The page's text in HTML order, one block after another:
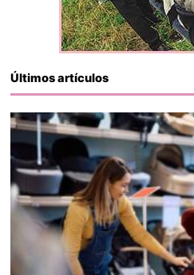
Últimos artículos